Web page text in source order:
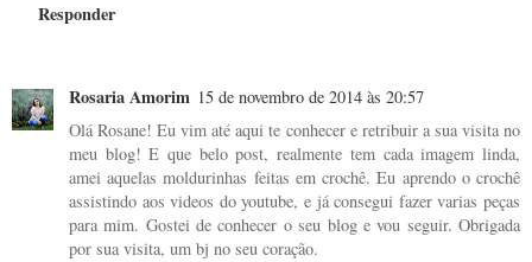
Responder
Rosaria Amorim 15 de novembro de 2014 às 20:57
Olá Rosane! Eu vim até aqui te conhecer e retribuir a sua visita no
meu blog! E que belo post, realmente tem cada imagem linda,
amei aquelas moldurinhas feitas em crochê. Eu aprendo o crochê
assistindo aos videos do youtube, e já consegui fazer varias peças
para mim. Gostei de conhecer o seu blog e vou seguir. Obrigada
por sua visita, um bj no seu coração.